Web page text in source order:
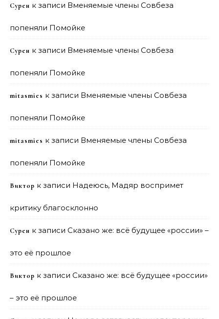
Сурен к записи Вменяемые члены Совбеза
попеняли Помойке
Сурен к записи Вменяемые члены Совбеза
попеняли Помойке
mitasmies к записи Вменяемые члены Совбеза
попеняли Помойке
mitasmies к записи Вменяемые члены Совбеза
попеняли Помойке
Виктор к записи Надеюсь, Мадяр воспримет
критику благосклонно
Сурен к записи Сказано же: всё будущее «россии» –
это её прошлое
Виктор к записи Сказано же: всё будущее «россии»
– это её прошлое